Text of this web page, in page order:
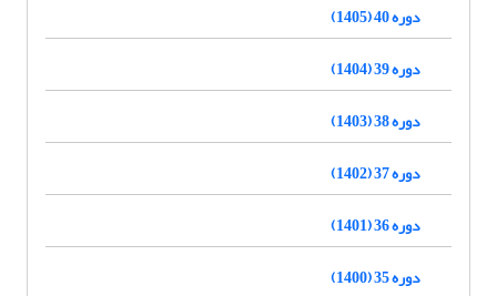
دوره 40 (1405)
دوره 39 (1404)
دوره 38 (1403)
دوره 37 (1402)
دوره 36 (1401)
دوره 35 (1400)